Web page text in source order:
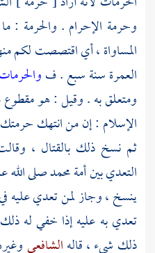
وحرمة الإحرام . والحرمة :
المساواة ، أي اقتصصت لكم
العمرة سنة سبع . ف
ومتعلق به . وقيل : هو مقطوع
الإسلام : إن من انتهك
ثم نسخ ذلك بالقتال ،
التعدي بين أمةمحمدصلى الله
ينسخ ، وجاز لمن تعدي عليه
تعدي به عليه إذا خفي له ذلك
ذلك شيء ، قالهالشافعي